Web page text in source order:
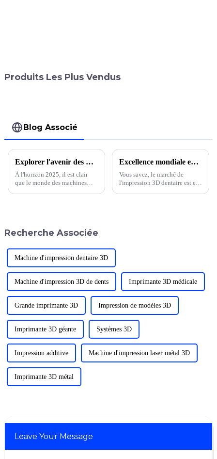
Produits Les Plus Vendus
Blog Associé
Explorer l'avenir des meilleures machines d'impression laser en 2025 : tendances du marché et stratégies d'achat
À l'horizon 2025, il est clair
que le monde des machines
Excellence mondiale en matière de fabrication : solutions d’impression 3D chinoises de haute qualité pour les besoins dentaires
Vous savez, le marché de
l'impression 3D dentaire est en
Recherche Associée
Machine d'impression dentaire 3D
Machine d'impression 3D de dents Imprimante 3D médicale
Grande imprimante 3D Impression de modèles 3D
Imprimante 3D géante Systèmes 3D
Impression additive Machine d'impression laser métal 3D
Imprimante 3D métal
Leave Your Message